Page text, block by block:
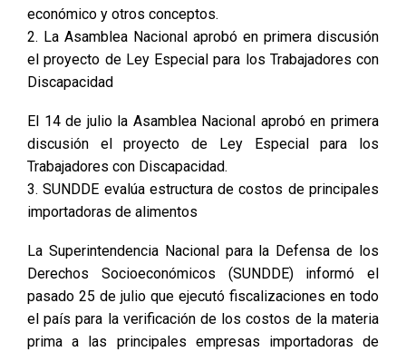
económico y otros conceptos.
2. La Asamblea Nacional aprobó en primera discusión
el proyecto de Ley Especial para los Trabajadores con
Discapacidad
El 14 de julio la Asamblea Nacional aprobó en primera
discusión el proyecto de Ley Especial para los
Trabajadores con Discapacidad.
3. SUNDDE evalúa estructura de costos de principales
importadoras de alimentos
La Superintendencia Nacional para la Defensa de los
Derechos Socioeconómicos (SUNDDE) informó el
pasado 25 de julio que ejecutó fiscalizaciones en todo
el país para la verificación de los costos de la materia
prima a las principales empresas importadoras de